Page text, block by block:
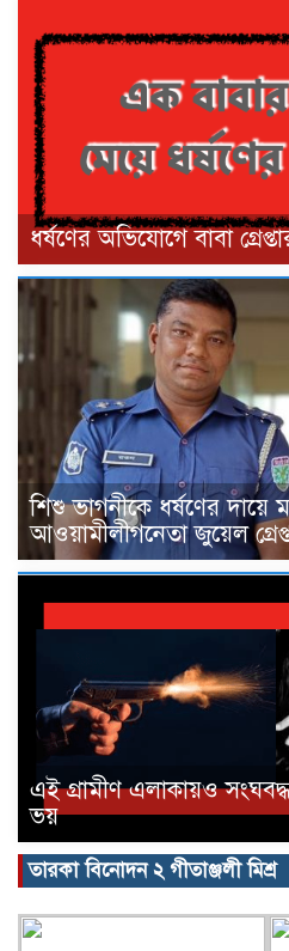
ধর্ষণের অভিযোগে বাবা
শিশু ভাগনীকে ধর্ষণের দায়ে
আওয়ামীলীগনেতা জুয়েল
এই গ্রামীণ এলাকায়ও সংঘবদ্ধ
ভয়
তারকা বিনোদন ২ গীতাঞ্জলী মিশ্র